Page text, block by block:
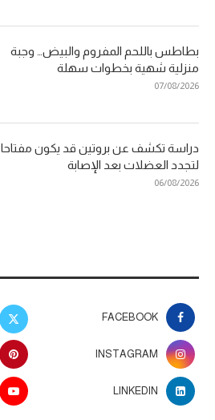
بطاطس باللحم المفروم والبيض… وجبة
منزلية شهية بخطوات سهلة
07/08/2026
دراسة تكشف عن بروتين قد يكون مفتاحا
لتجدد العضلات بعد الإصابة
06/08/2026
FACEBOOK
INSTAGRAM
LINKEDIN